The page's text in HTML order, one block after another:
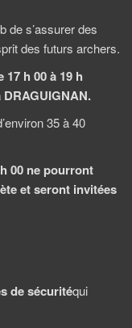
de s’assurer des
des futurs archers.
h 00 à 19 h
DRAGUIGNAN.
35 à 40
00 ne pourront
et seront invitées
de sécuritéqui